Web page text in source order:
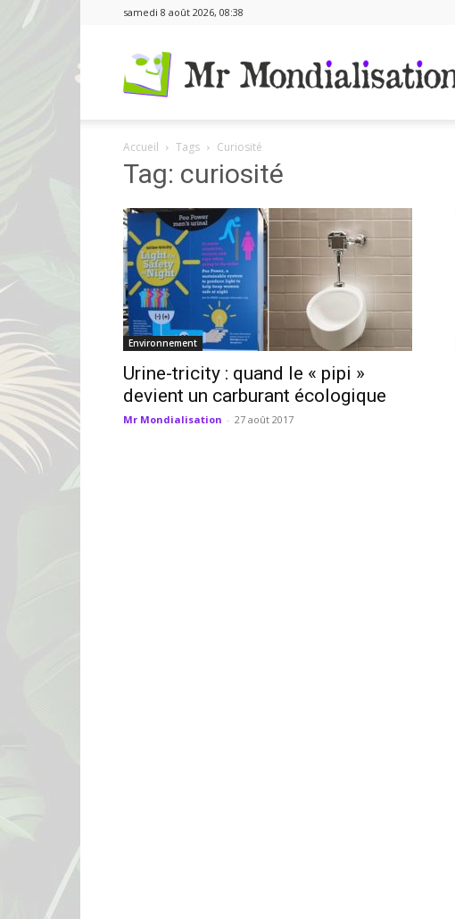
samedi 8 août 2026, 08:38
Accueil Tags Curiosité
Tag: curiosité
Environnement
Urine-tricity : quand le « pipi »
devient un carburant écologique
Mr Mondialisation - 27 août 2017